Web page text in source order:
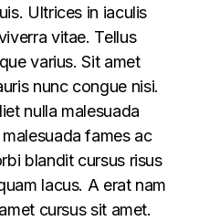
Ultrices in iaculis
vitae. Tellus
varius. Sit amet
nunc congue nisi.
nulla malesuada
fames ac
blandit cursus risus
lacus. A erat nam
cursus sit amet.